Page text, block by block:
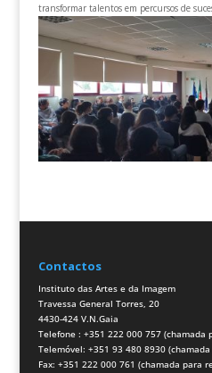
transformar talentos em percursos de
Contactos
Instituto das Artes e da Imagem
Travessa General Torres, 20
4430-424 V.N.Gaia
Telefone : +351 222 000 757 (chamada
Telemóvel: +351 93 480 8930
Fax: +351 222 000 761 (chamada para